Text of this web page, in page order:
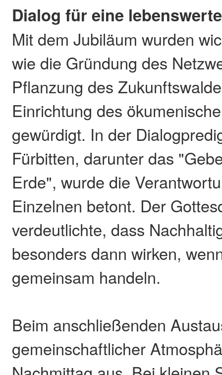
Dialog für eine
Mit dem Jubiläum wurden
wie die Gründung des
Pflanzung des
Einrichtung des
gewürdigt. In der
Fürbitten, darunter das
Erde", wurde die
Einzelnen betont. Der
verdeutlichte, dass
besonders dann wirken,
gemeinsam handeln.
Beim anschließenden
gemeinschaftlicher